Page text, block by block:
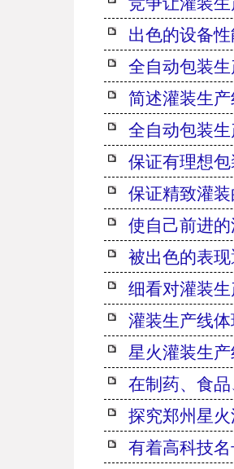
出色的设备
全自动包装
简述灌装生
全自动包装
保证有理想
保证精致灌
使自己前进
被出色的表
细看对灌装
灌装生产线
星火灌装生
在制药、食
探究郑州星
有着高科技